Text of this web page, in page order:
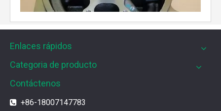
Enlaces rápidos
Categoria de producto
Contáctenos
 +86-18007147783